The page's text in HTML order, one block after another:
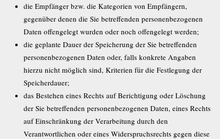
die Empfänger bzw. die Kategorien von Empfängern,
gegenüber denen die Sie betreffenden personenbezogenen
Daten offengelegt wurden oder noch offengelegt werden;
die geplante Dauer der Speicherung der Sie betreffenden
personenbezogenen Daten oder, falls konkrete Angaben
hierzu nicht möglich sind, Kriterien für die Festlegung der
Speicherdauer;
das Bestehen eines Rechts auf Berichtigung oder Löschung
der Sie betreffenden personenbezogenen Daten, eines Rechts
auf Einschränkung der Verarbeitung durch den
Verantwortlichen oder eines Widerspruchsrechts gegen diese